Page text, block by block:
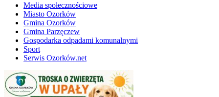
Media społecznościowe
Miasto Ozorków
Gmina Ozorków
Gmina Parzęczew
Gospodarka odpadami komunalnymi
Sport
Serwis Ozorków.net